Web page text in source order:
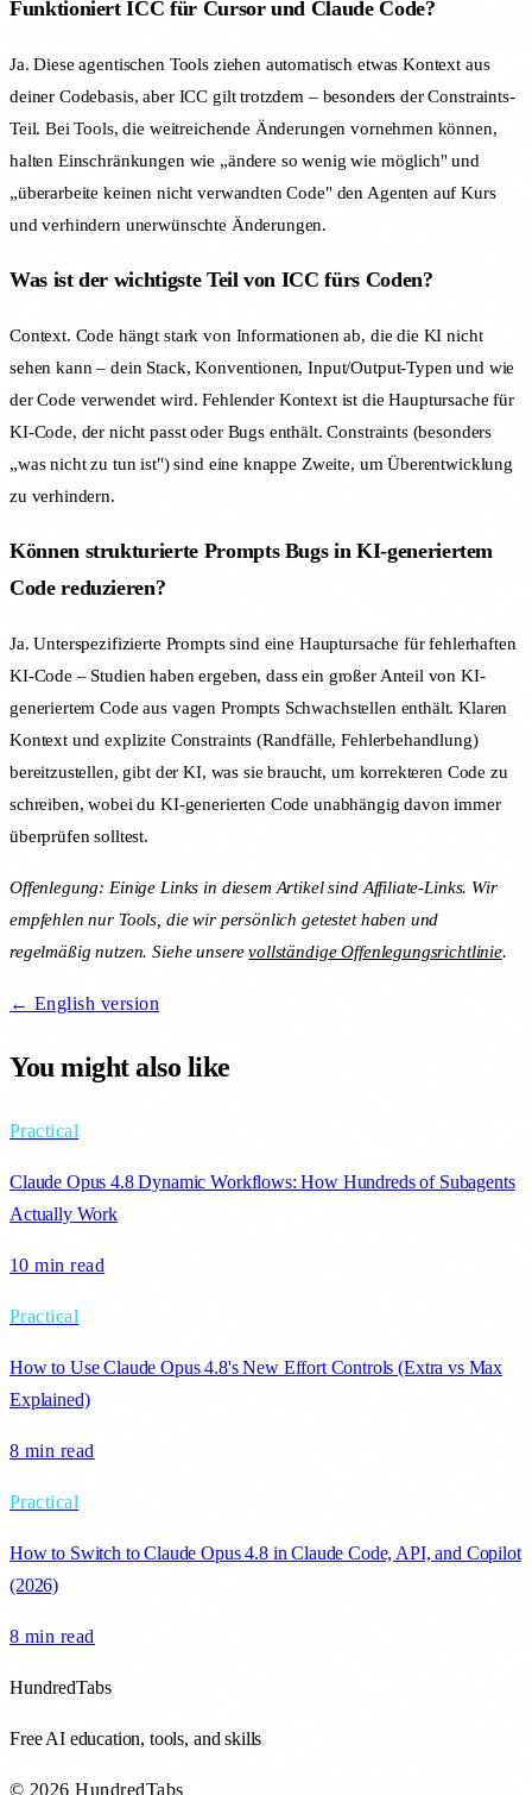
Funktioniert ICC für Cursor und Claude Code?
Ja. Diese agentischen Tools ziehen automatisch etwas Kontext aus
deiner Codebasis, aber ICC gilt trotzdem – besonders der Constraints-
Teil. Bei Tools, die weitreichende Änderungen vornehmen können,
halten Einschränkungen wie „ändere so wenig wie möglich" und
„überarbeite keinen nicht verwandten Code" den Agenten auf Kurs
und verhindern unerwünschte Änderungen.
Was ist der wichtigste Teil von ICC fürs Coden?
Context. Code hängt stark von Informationen ab, die die KI nicht
sehen kann – dein Stack, Konventionen, Input/Output-Typen und wie
der Code verwendet wird. Fehlender Kontext ist die Hauptursache für
KI-Code, der nicht passt oder Bugs enthält. Constraints (besonders
„was nicht zu tun ist") sind eine knappe Zweite, um Überentwicklung
zu verhindern.
Können strukturierte Prompts Bugs in KI-generiertem
Code reduzieren?
Ja. Unterspezifizierte Prompts sind eine Hauptursache für fehlerhaften
KI-Code – Studien haben ergeben, dass ein großer Anteil von KI-
generiertem Code aus vagen Prompts Schwachstellen enthält. Klaren
Kontext und explizite Constraints (Randfälle, Fehlerbehandlung)
bereitzustellen, gibt der KI, was sie braucht, um korrekteren Code zu
schreiben, wobei du KI-generierten Code unabhängig davon immer
überprüfen solltest.
Offenlegung: Einige Links in diesem Artikel sind Affiliate-Links. Wir
empfehlen nur Tools, die wir persönlich getestet haben und
regelmäßig nutzen. Siehe unserevollständige Offenlegungsrichtlinie.
← English version
You might also like
Practical
Claude Opus 4.8 Dynamic Workflows: How Hundreds of Subagents
Actually Work
10 min read
Practical
How to Use Claude Opus 4.8's New Effort Controls (Extra vs Max
Explained)
8 min read
Practical
How to Switch to Claude Opus 4.8 in Claude Code, API, and Copilot
(2026)
8 min read
HundredTabs
Free AI education, tools, and skills
© 2026 HundredTabs